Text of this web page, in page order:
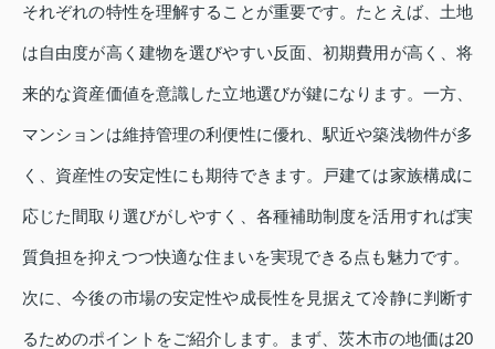
それぞれの特性を理解することが重要です。たとえば、土地
は自由度が高く建物を選びやすい反面、初期費用が高く、将
来的な資産価値を意識した立地選びが鍵になります。一方、
マンションは維持管理の利便性に優れ、駅近や築浅物件が多
く、資産性の安定性にも期待できます。戸建ては家族構成に
応じた間取り選びがしやすく、各種補助制度を活用すれば実
質負担を抑えつつ快適な住まいを実現できる点も魅力です。
次に、今後の市場の安定性や成長性を見据えて冷静に判断す
るためのポイントをご紹介します。まず、茨木市の地価は20